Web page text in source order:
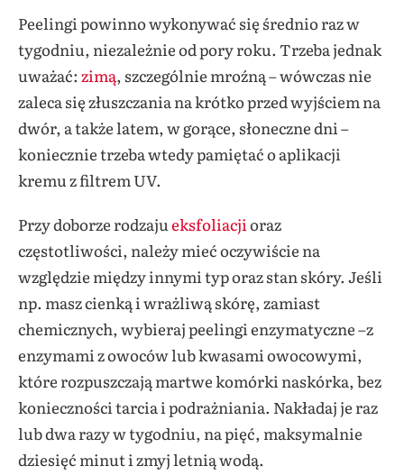
Peelingi powinno wykonywać się średnio raz w
tygodniu, niezależnie od pory roku. Trzeba jednak
uważać: zimą, szczególnie mroźną – wówczas nie
zaleca się złuszczania na krótko przed wyjściem na
dwór, a także latem, w gorące, słoneczne dni –
koniecznie trzeba wtedy pamiętać o aplikacji
kremu z filtrem UV.
Przy doborze rodzaju eksfoliacji oraz
częstotliwości, należy mieć oczywiście na
względzie między innymi typ oraz stan skóry. Jeśli
np. masz cienką i wrażliwą skórę, zamiast
chemicznych, wybieraj peelingi enzymatyczne –z
enzymami z owoców lub kwasami owocowymi,
które rozpuszczają martwe komórki naskórka, bez
konieczności tarcia i podrażniania. Nakładaj je raz
lub dwa razy w tygodniu, na pięć, maksymalnie
dziesięć minut i zmyj letnią wodą.